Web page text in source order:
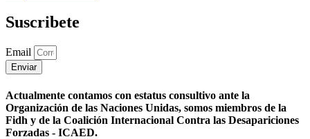
Suscribete
Email
Enviar
Actualmente contamos con estatus consultivo ante la
Organización de las Naciones Unidas, somos miembros de la
Fidh y de la Coalición Internacional Contra las Desapariciones
Forzadas - ICAED.